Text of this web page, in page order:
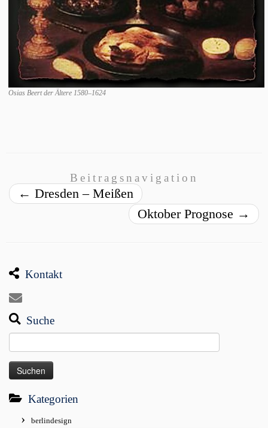
Osias Beert der Ältere 1580–1624
Beitragsnavigation
← Dresden – Meißen
Oktober Prognose →
Kontakt
Suche
nach:
Kategorien
berlindesign